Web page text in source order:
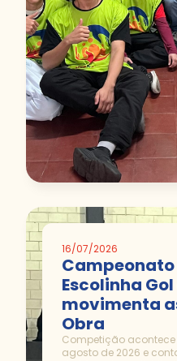
16/07/2026
Campeonato
Escolinha
movimenta
Obra
Competição acontece
agosto de 2026 e